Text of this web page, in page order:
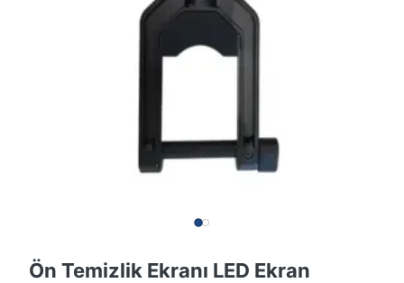
Ön Temizlik Ekranı LED Ekran